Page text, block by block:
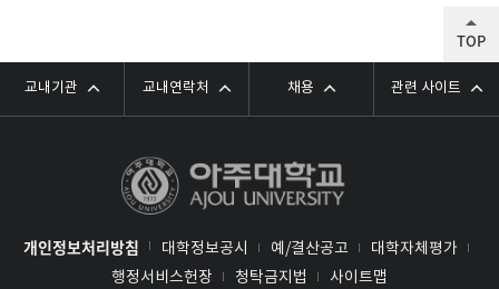
교내기관 교내연락처 채용 관련 사이트
개인정보처리방침 대학정보공시 예/결산공고
대학자체평가
행정서비스헌장
청탁금지법 사이트맵
TOP